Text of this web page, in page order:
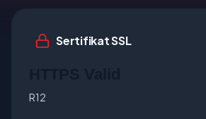
Sertifikat SSL
R12